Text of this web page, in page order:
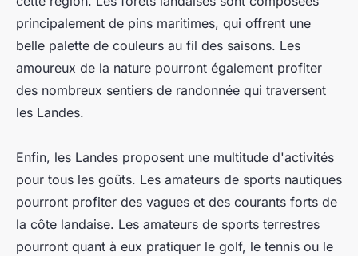
principalement de pins maritimes, qui offrent une
belle palette de couleurs au fil des saisons. Les
amoureux de la nature pourront également profiter
des nombreux sentiers de randonnée qui traversent
les Landes.
Enfin, les Landes proposent une multitude d'activités
pour tous les goûts. Les amateurs de sports nautiques
pourront profiter des vagues et des courants forts de
la côte landaise. Les amateurs de sports terrestres
pourront quant à eux pratiquer le golf, le tennis ou le